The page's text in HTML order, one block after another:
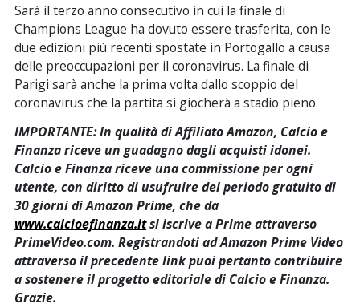
Sarà il terzo anno consecutivo in cui la finale di
Champions League ha dovuto essere trasferita, con le
due edizioni più recenti spostate in Portogallo a causa
delle preoccupazioni per il coronavirus. La finale di
Parigi sarà anche la prima volta dallo scoppio del
coronavirus che la partita si giocherà a stadio pieno.
IMPORTANTE: In qualità di Affiliato Amazon, Calcio e
Finanza riceve un guadagno dagli acquisti idonei.
Calcio e Finanza riceve una commissione per ogni
utente, con diritto di usufruire del periodo gratuito di
30 giorni di Amazon Prime, che da
www.calcioefinanza.itsi iscrive a Prime attraverso
PrimeVideo.com. Registrandoti ad Amazon Prime Video
attraverso il precedente link puoi pertanto contribuire
a sostenere il progetto editoriale di Calcio e Finanza.
Grazie.